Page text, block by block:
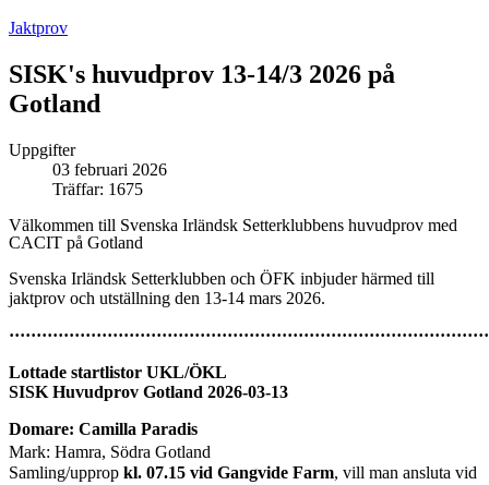
Jaktprov
SISK's huvudprov 13-14/3 2026 på
Gotland
Uppgifter
03 februari 2026
Träffar: 1675
Välkommen till Svenska Irländsk Setterklubbens huvudprov med
CACIT på Gotland
Svenska Irländsk Setterklubben och ÖFK inbjuder härmed till
jaktprov och utställning den 13-14 mars 2026.
Lottade startlistor UKL/ÖKL
SISK Huvudprov Gotland 2026-03-13
Domare: Camilla Paradis
Mark: Hamra, Södra Gotland
Samling/upprop kl. 07.15 vid Gangvide Farm, vill man ansluta vid